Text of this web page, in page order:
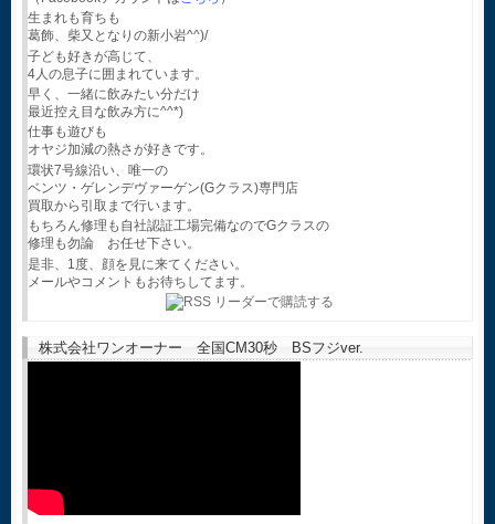
生まれも育ちも
葛飾、柴又となりの新小岩^^)/
子ども好きが高じて、
4人の息子に囲まれています。
早く、一緒に飲みたい分だけ
最近控え目な飲み方に^^*)
仕事も遊びも
オヤジ加減の熱さが好きです。
環状7号線沿い、唯一の
ベンツ・ゲレンデヴァーゲン(Gクラス)専門店
買取から引取まで行います。
もちろん修理も自社認証工場完備なのでGクラスの
修理も勿論 お任せ下さい。
是非、1度、顔を見に来てください。
メールやコメントもお待ちしてます。
株式会社ワンオーナー 全国CM30秒 BSフジver.